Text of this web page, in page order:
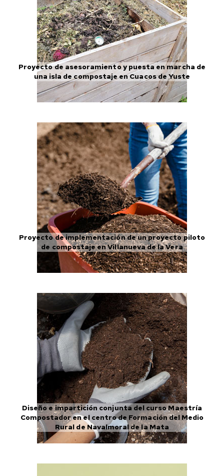
Proyecto de asesoramiento y puesta en marcha de
una isla de compostaje en Cuacos de Yuste
Proyecto de implementación de un proyecto piloto
de compostaje en Villanueva de la Vera
Diseño e impartición conjunta del curso Maestría
Compostador en el centro de Formación del Medio
Rural de Navalmoral de la Mata